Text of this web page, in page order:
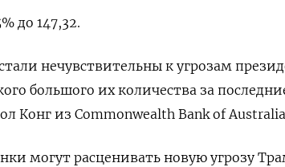
до 147,32.
нечувствительны к угрозам
большого их количества за
Конг из Commonwealth Bank of
могут расценивать новую угрозу